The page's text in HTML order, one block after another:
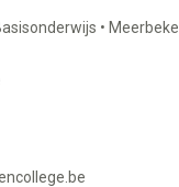
• Meerbeke